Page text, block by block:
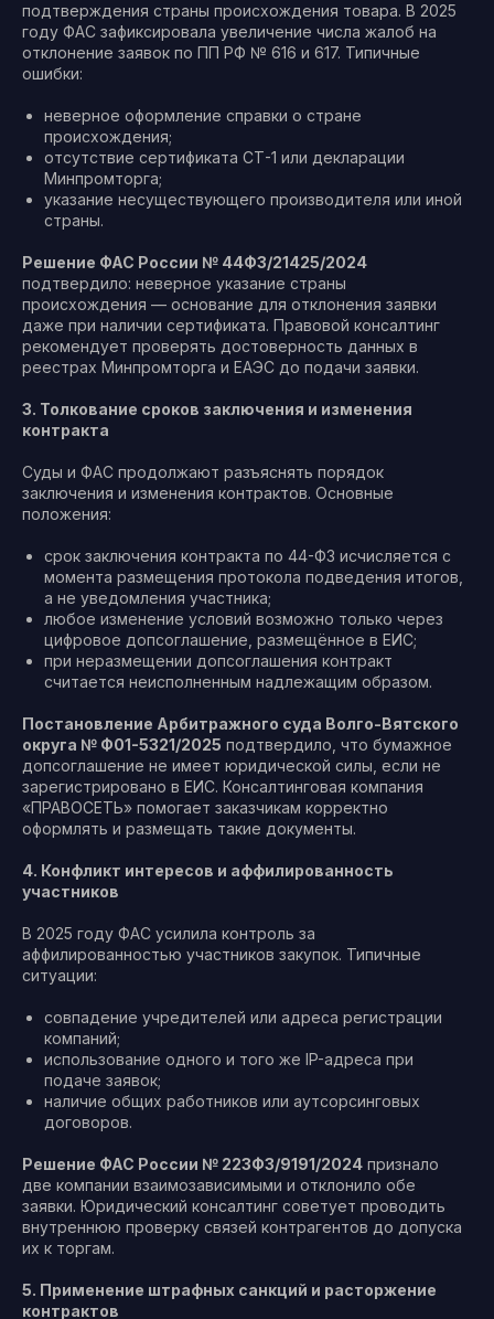
подтверждения страны происхождения товара. В 2025
году ФАС зафиксировала увеличение числа жалоб на
отклонение заявок по ПП РФ № 616 и 617. Типичные
ошибки:
неверное оформление справки о стране
происхождения;
отсутствие сертификата СТ-1 или декларации
Минпромторга;
указание несуществующего производителя или иной
страны.
Решение ФАС России № 44ФЗ/21425/2024
подтвердило: неверное указание страны
происхождения — основание для отклонения заявки
даже при наличии сертификата. Правовой консалтинг
рекомендует проверять достоверность данных в
реестрах Минпромторга и ЕАЭС до подачи заявки.
3. Толкование сроков заключения и изменения
контракта
Суды и ФАС продолжают разъяснять порядок
заключения и изменения контрактов. Основные
положения:
срок заключения контракта по 44-ФЗ исчисляется с
момента размещения протокола подведения итогов,
а не уведомления участника;
любое изменение условий возможно только через
цифровое допсоглашение, размещённое в ЕИС;
при неразмещении допсоглашения контракт
считается неисполненным надлежащим образом.
Постановление Арбитражного суда Волго-Вятского
округа № Ф01-5321/2025 подтвердило, что бумажное
допсоглашение не имеет юридической силы, если не
зарегистрировано в ЕИС. Консалтинговая компания
«ПРАВОСЕТЬ» помогает заказчикам корректно
оформлять и размещать такие документы.
4. Конфликт интересов и аффилированность
участников
В 2025 году ФАС усилила контроль за
аффилированностью участников закупок. Типичные
ситуации:
совпадение учредителей или адреса регистрации
компаний;
использование одного и того же IP-адреса при
подаче заявок;
наличие общих работников или аутсорсинговых
договоров.
Решение ФАС России № 223ФЗ/9191/2024 признало
две компании взаимозависимыми и отклонило обе
заявки. Юридический консалтинг советует проводить
внутреннюю проверку связей контрагентов до допуска
их к торгам.
5. Применение штрафных санкций и расторжение
контрактов